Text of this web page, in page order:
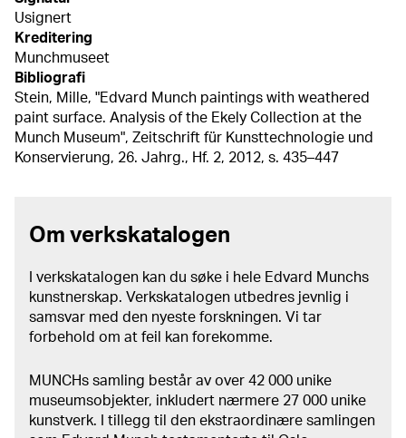
Usignert
Kreditering
Munchmuseet
Bibliografi
Stein, Mille, "Edvard Munch paintings with weathered
paint surface. Analysis of the Ekely Collection at the
Munch Museum", Zeitschrift für Kunsttechnologie und
Konservierung, 26. Jahrg., Hf. 2, 2012, s. 435–447
Om verkskatalogen
I verkskatalogen kan du søke i hele Edvard Munchs
kunstnerskap. Verkskatalogen utbedres jevnlig i
samsvar med den nyeste forskningen. Vi tar
forbehold om at feil kan forekomme.
MUNCHs samling består av over 42 000 unike
museumsobjekter, inkludert nærmere 27 000 unike
kunstverk. I tillegg til den ekstraordinære samlingen